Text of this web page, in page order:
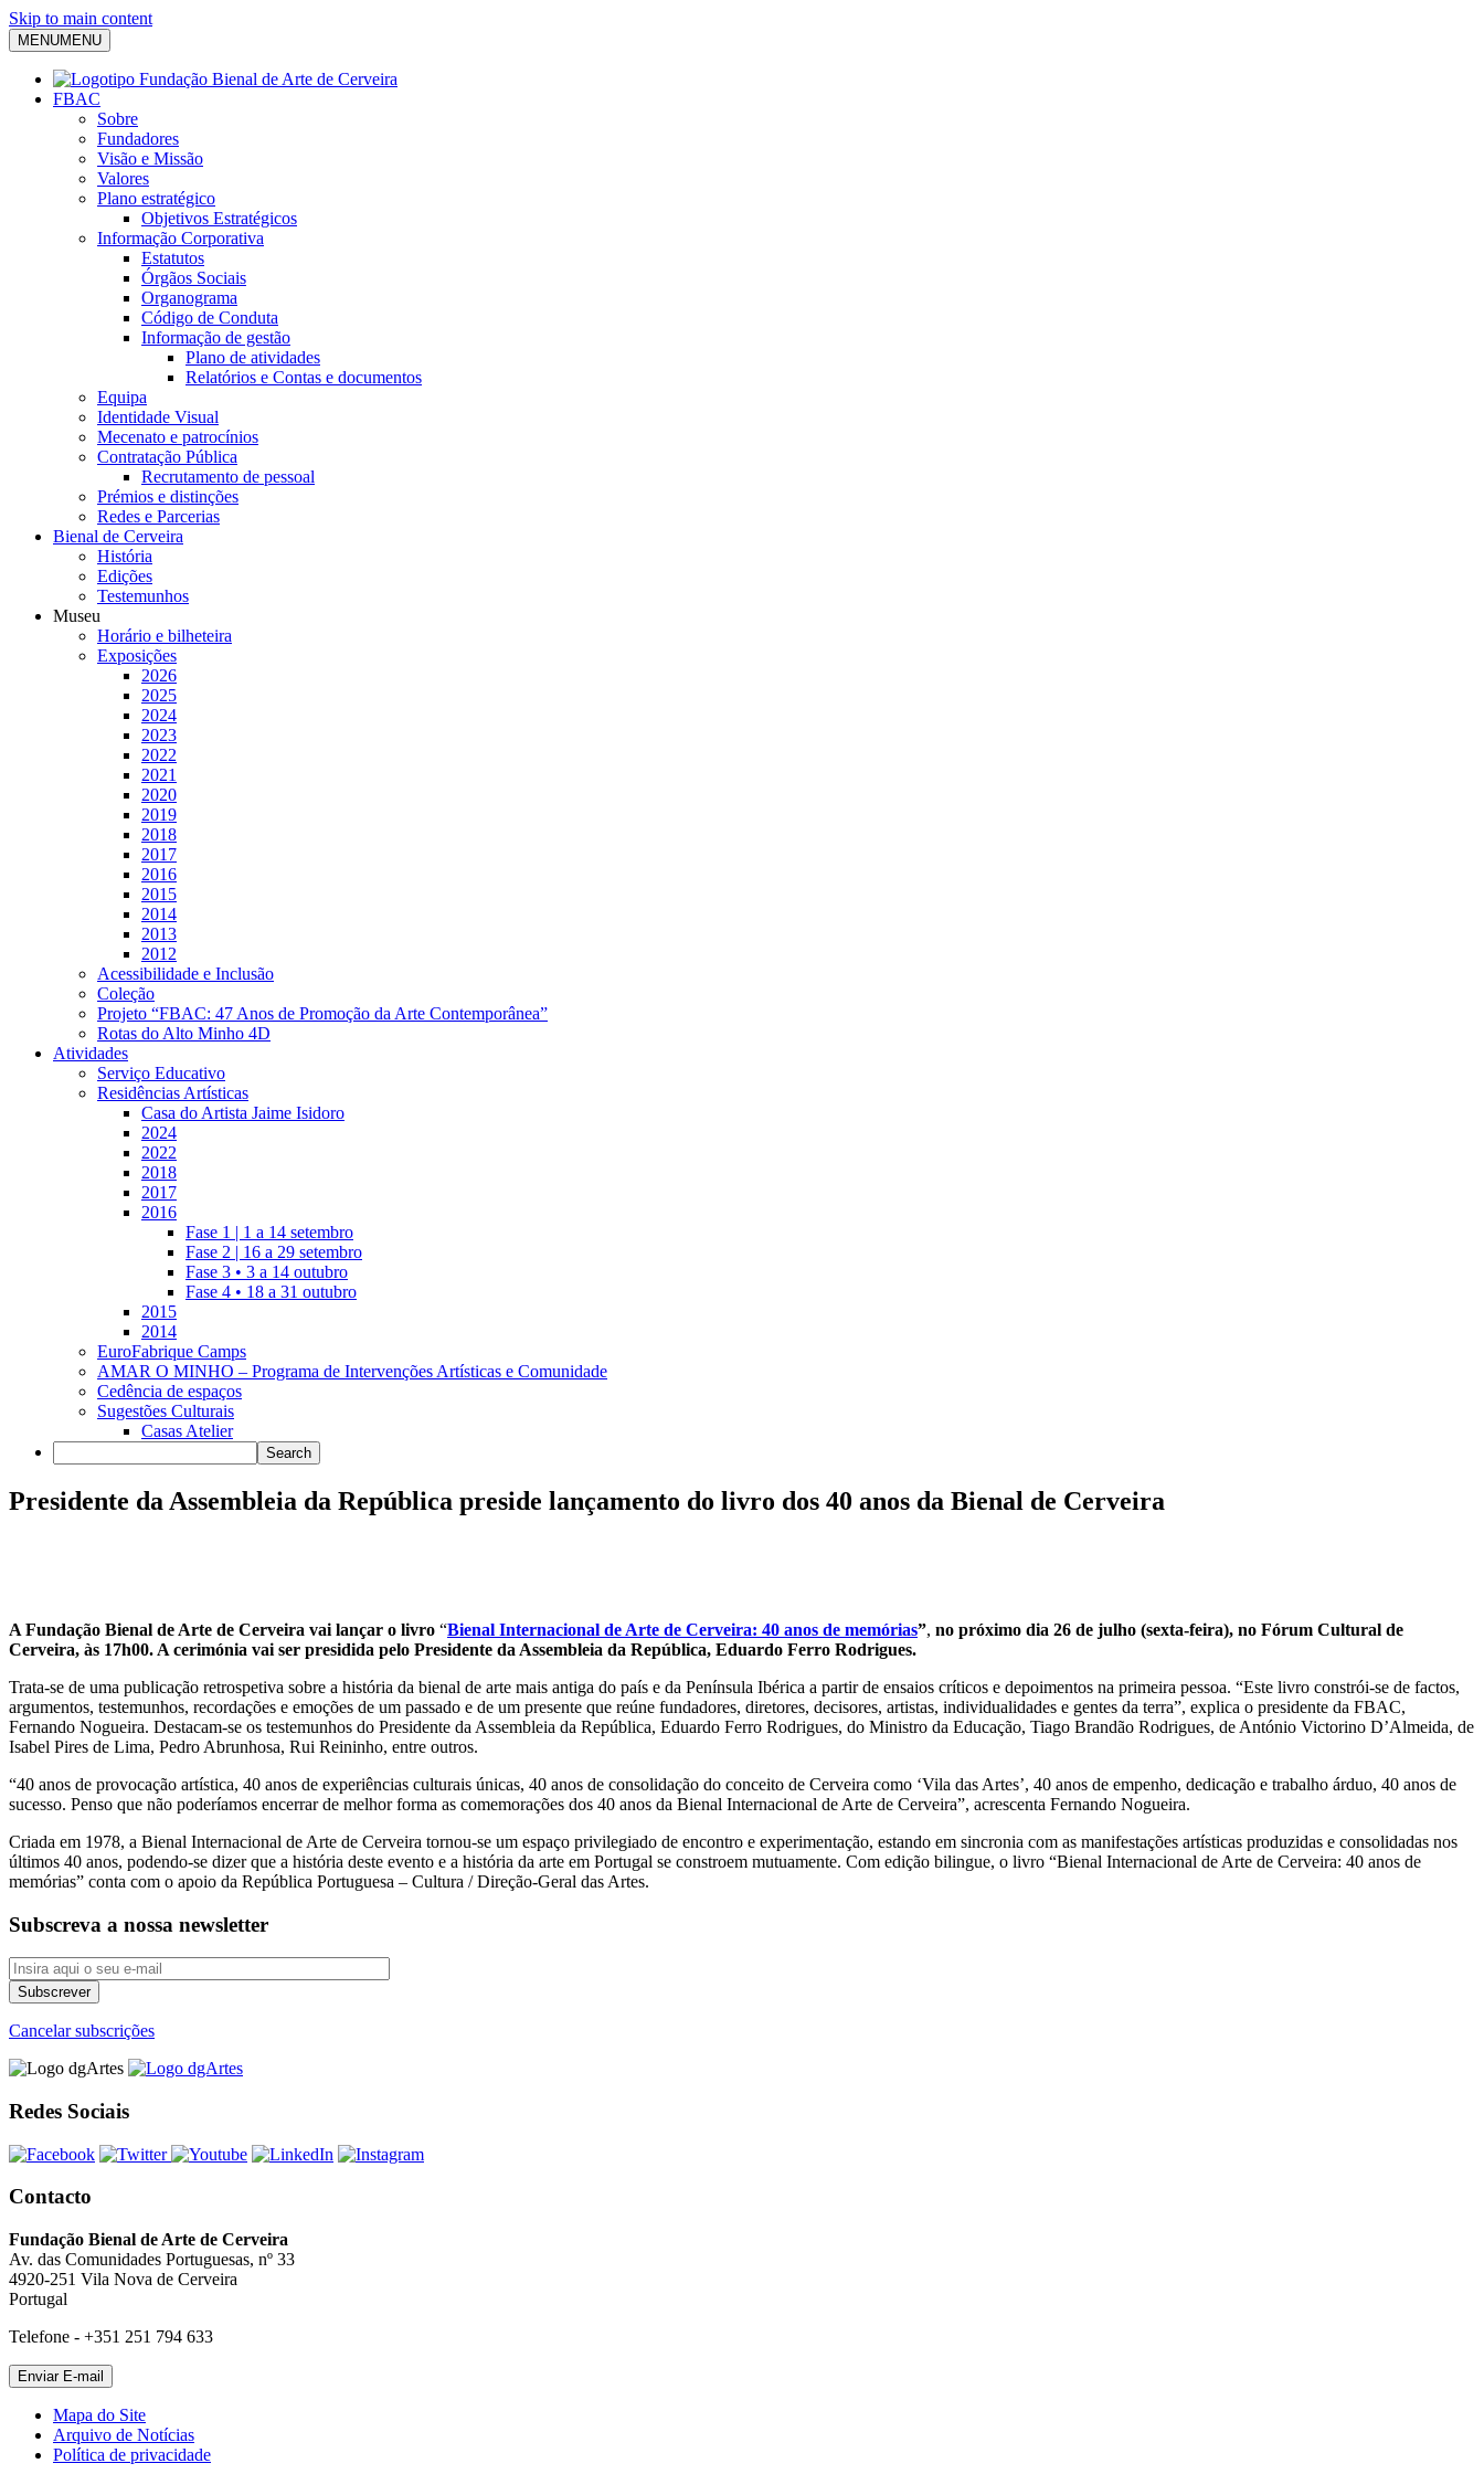
Skip to main content
MENUMENU
FBAC
Sobre
Fundadores
Visão e Missão
Valores
Plano estratégico
Objetivos Estratégicos
Informação Corporativa
Estatutos
Órgãos Sociais
Organograma
Código de Conduta
Informação de gestão
Plano de atividades
Relatórios e Contas e documentos
Equipa
Identidade Visual
Mecenato e patrocínios
Contratação Pública
Recrutamento de pessoal
Prémios e distinções
Redes e Parcerias
Bienal de Cerveira
História
Edições
Testemunhos
Museu
Horário e bilheteira
Exposições
2026
2025
2024
2023
2022
2021
2020
2019
2018
2017
2016
2015
2014
2013
2012
Acessibilidade e Inclusão
Coleção
Projeto “FBAC: 47 Anos de Promoção da Arte Contemporânea”
Rotas do Alto Minho 4D
Atividades
Serviço Educativo
Residências Artísticas
Casa do Artista Jaime Isidoro
2024
2022
2018
2017
2016
Fase 1 | 1 a 14 setembro
Fase 2 | 16 a 29 setembro
Fase 3 • 3 a 14 outubro
Fase 4 • 18 a 31 outubro
2015
2014
EuroFabrique Camps
AMAR O MINHO – Programa de Intervenções Artísticas e Comunidade
Cedência de espaços
Sugestões Culturais
Casas Atelier
Presidente da Assembleia da República preside lançamento do livro dos 40 anos da Bienal de Cerveira
A Fundação Bienal de Arte de Cerveira vai lançar o livro “Bienal Internacional de Arte de Cerveira: 40 anos de memórias”, no próximo dia 26 de julho (sexta-feira), no Fórum Cultural de
Cerveira, às 17h00. A cerimónia vai ser presidida pelo Presidente da Assembleia da República, Eduardo Ferro Rodrigues.
Trata-se de uma publicação retrospetiva sobre a história da bienal de arte mais antiga do país e da Península Ibérica a partir de ensaios críticos e depoimentos na primeira pessoa. “Este livro constrói-se de factos,
argumentos, testemunhos, recordações e emoções de um passado e de um presente que reúne fundadores, diretores, decisores, artistas, individualidades e gentes da terra”, explica o presidente da FBAC,
Fernando Nogueira. Destacam-se os testemunhos do Presidente da Assembleia da República, Eduardo Ferro Rodrigues, do Ministro da Educação, Tiago Brandão Rodrigues, de António Victorino D’Almeida, de
Isabel Pires de Lima, Pedro Abrunhosa, Rui Reininho, entre outros.
“40 anos de provocação artística, 40 anos de experiências culturais únicas, 40 anos de consolidação do conceito de Cerveira como ‘Vila das Artes’, 40 anos de empenho, dedicação e trabalho árduo, 40 anos de
sucesso. Penso que não poderíamos encerrar de melhor forma as comemorações dos 40 anos da Bienal Internacional de Arte de Cerveira”, acrescenta Fernando Nogueira.
Criada em 1978, a Bienal Internacional de Arte de Cerveira tornou-se um espaço privilegiado de encontro e experimentação, estando em sincronia com as manifestações artísticas produzidas e consolidadas nos
últimos 40 anos, podendo-se dizer que a história deste evento e a história da arte em Portugal se constroem mutuamente. Com edição bilingue, o livro “Bienal Internacional de Arte de Cerveira: 40 anos de
memórias” conta com o apoio da República Portuguesa – Cultura / Direção-Geral das Artes.
Subscreva a nossa newsletter
Cancelar subscrições
Redes Sociais
Contacto
Fundação Bienal de Arte de Cerveira
Av. das Comunidades Portuguesas, nº 33
4920-251 Vila Nova de Cerveira
Portugal
Telefone - +351 251 794 633
Mapa do Site
Arquivo de Notícias
Política de privacidade